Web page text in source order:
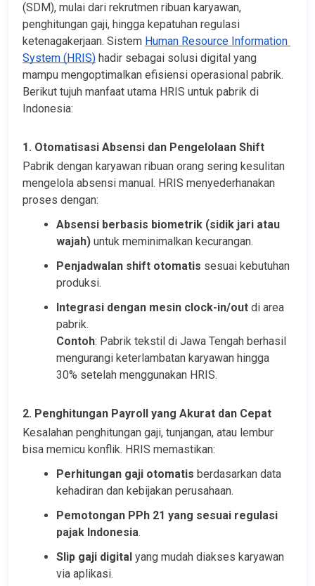
(SDM), mulai dari rekrutmen ribuan karyawan,
penghitungan gaji, hingga kepatuhan regulasi
ketenagakerjaan. Sistem Human Resource Information
System (HRIS) hadir sebagai solusi digital yang
mampu mengoptimalkan efisiensi operasional pabrik.
Berikut tujuh manfaat utama HRIS untuk pabrik di
Indonesia:
1. Otomatisasi Absensi dan Pengelolaan Shift
Pabrik dengan karyawan ribuan orang sering kesulitan
mengelola absensi manual. HRIS menyederhanakan
proses dengan:
Absensi berbasis biometrik (sidik jari atau
wajah) untuk meminimalkan kecurangan.
Penjadwalan shift otomatis sesuai kebutuhan
produksi.
Integrasi dengan mesin clock-in/out di area
pabrik.
Contoh: Pabrik tekstil di Jawa Tengah berhasil
mengurangi keterlambatan karyawan hingga
30% setelah menggunakan HRIS.
2. Penghitungan Payroll yang Akurat dan Cepat
Kesalahan penghitungan gaji, tunjangan, atau lembur
bisa memicu konflik. HRIS memastikan:
Perhitungan gaji otomatis berdasarkan data
kehadiran dan kebijakan perusahaan.
Pemotongan PPh 21 yang sesuai regulasi
pajak Indonesia.
Slip gaji digital yang mudah diakses karyawan
via aplikasi.